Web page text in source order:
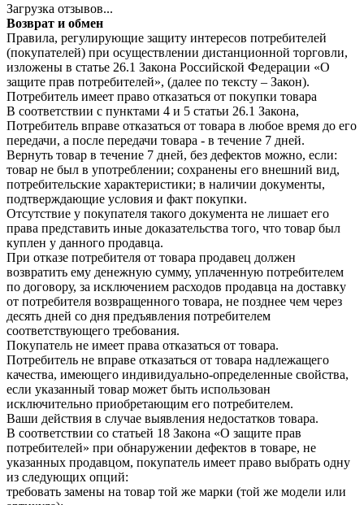
Загрузка отзывов...
Возврат и обмен
Правила, регулирующие защиту интересов потребителей
(покупателей) при осуществлении дистанционной торговли,
изложены в статье 26.1 Закона Российской Федерации «О
защите прав потребителей», (далее по тексту – Закон).
Потребитель имеет право отказаться от покупки товара
В соответствии с пунктами 4 и 5 статьи 26.1 Закона,
Потребитель вправе отказаться от товара в любое время до его
передачи, а после передачи товара - в течение 7 дней.
Вернуть товар в течение 7 дней, без дефектов можно, если:
товар не был в употреблении; сохранены его внешний вид,
потребительские характеристики; в наличии документы,
подтверждающие условия и факт покупки.
Отсутствие у покупателя такого документа не лишает его
права представить иные доказательства того, что товар был
куплен у данного продавца.
При отказе потребителя от товара продавец должен
возвратить ему денежную сумму, уплаченную потребителем
по договору, за исключением расходов продавца на доставку
от потребителя возвращенного товара, не позднее чем через
десять дней со дня предъявления потребителем
соответствующего требования.
Покупатель не имеет права отказаться от товара.
Потребитель не вправе отказаться от товара надлежащего
качества, имеющего индивидуально-определенные свойства,
если указанный товар может быть использован
исключительно приобретающим его потребителем.
Ваши действия в случае выявления недостатков товара.
В соответствии со статьей 18 Закона «О защите прав
потребителей» при обнаружении дефектов в товаре, не
указанных продавцом, покупатель имеет право выбрать одну
из следующих опций:
требовать замены на товар той же марки (той же модели или